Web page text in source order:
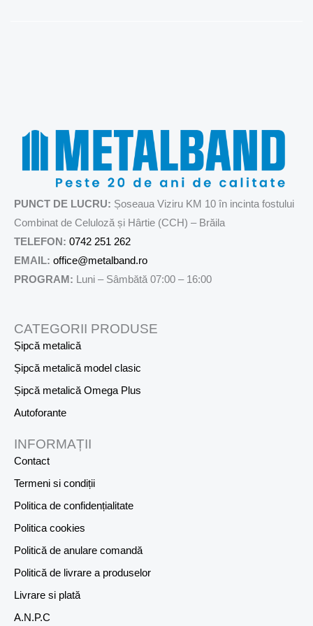
PUNCT DE LUCRU: Șoseaua Viziru KM 10 în incinta fostului
Combinat de Celuloză și Hârtie (CCH) – Brăila
TELEFON: 0742 251 262
EMAIL: office@metalband.ro
PROGRAM: Luni – Sâmbătă 07:00 – 16:00
CATEGORII PRODUSE
Șipcă metalică
Șipcă metalică model clasic
Șipcă metalică Omega Plus
Autoforante
INFORMAȚII
Contact
Termeni si condiții
Politica de confidențialitate
Politica cookies
Politică de anulare comandă
Politică de livrare a produselor
Livrare si plată
A.N.P.C